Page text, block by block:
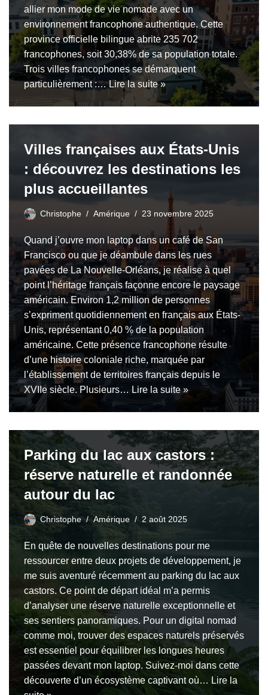
allier mon mode de vie nomade avec un
environnement francophone authentique. Cette
province officielle bilingue abrite 235 702
francophones, soit 30,38% de sa population totale.
Trois villes francophones se démarquent
particulièrement :…Lire la suite »
Villes françaises aux États-Unis
: découvrez les destinations les
plus accueillantes
Christophe Amérique 23 novembre 2025
Quand j’ouvre mon laptop dans un café de San
Francisco ou que je déambule dans les rues
pavées de La Nouvelle-Orléans, je réalise à quel
point l’héritage français façonne encore le paysage
américain. Environ 1,2 million de personnes
s’expriment quotidiennement en français aux États-
Unis, représentant 0,40 % de la population
américaine. Cette présence francophone résulte
d’une histoire coloniale riche, marquée par
l’établissement de territoires français depuis le
XVIIe siècle. Plusieurs… Lire la suite »
Parking du lac aux castors :
réserve naturelle et randonnée
autour du lac
Christophe Amérique 2 août 2025
En quête de nouvelles destinations pour me
ressourcer entre deux projets de développement, je
me suis aventuré récemment au parking du lac aux
castors. Ce point de départ idéal m’a permis
d’analyser une réserve naturelle exceptionnelle et
ses sentiers panoramiques. Pour un digital nomad
comme moi, trouver des espaces naturels préservés
est essentiel pour équilibrer les longues heures
passées devant mon laptop. Suivez-moi dans cette
découverte d’un écosystème captivant où… Lire la